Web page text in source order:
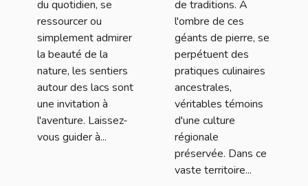
du quotidien, se
ressourcer ou
simplement admirer
la beauté de la
nature, les sentiers
autour des lacs sont
une invitation à
l'aventure. Laissez-
vous guider à...
de traditions. À
l'ombre de ces
géants de pierre, se
perpétuent des
pratiques culinaires
ancestrales,
véritables témoins
d'une culture
régionale
préservée. Dans ce
vaste territoire...